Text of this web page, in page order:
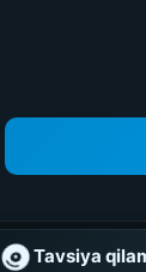
Tavsiya